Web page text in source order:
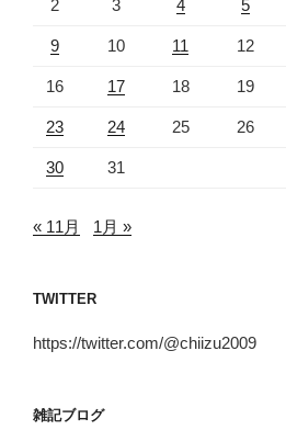
2 3 4 5
9 10 11 12
16 17 18 19
23 24 25 26
30 31
« 11月 1月 »
TWITTER
https://twitter.com/@chiizu2009
雑記ブログ